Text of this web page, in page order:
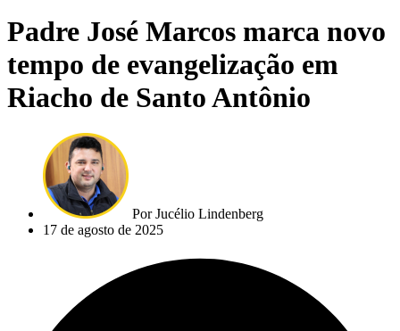
Padre José Marcos marca novo
tempo de evangelização em
Riacho de Santo Antônio
PorJucélio Lindenberg
17 de agosto de 2025